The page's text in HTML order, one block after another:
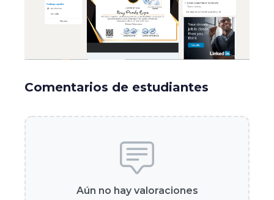
Comentarios de estudiantes
Aún no hay valoraciones